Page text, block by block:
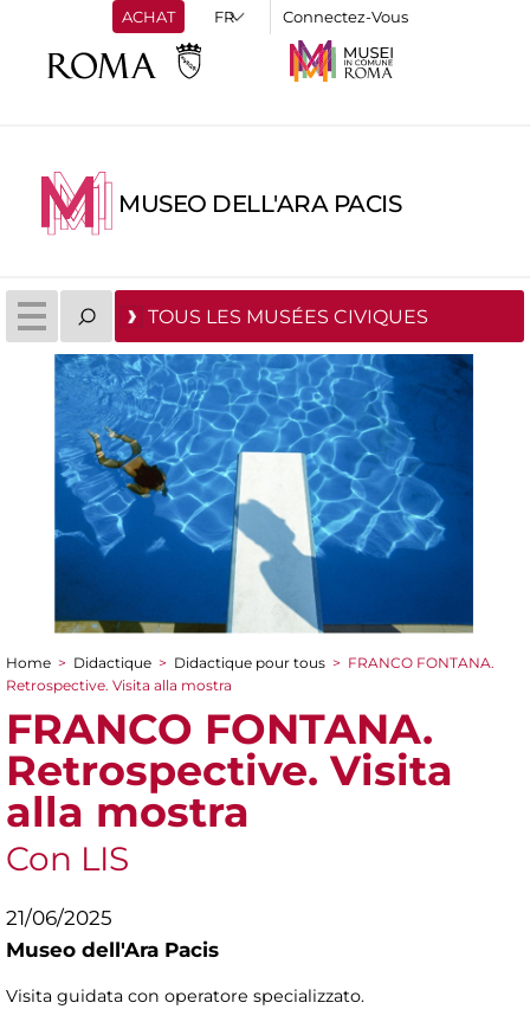
ACHAT Connectez-Vous
MUSEO DELL'ARA PACIS
TOUS LES MUSÉES CIVIQUES
You are here
Home > Didactique > Didactique pour tous > FRANCO FONTANA.
Retrospective. Visita alla mostra
FRANCO FONTANA.
Retrospective. Visita
alla mostra
Con LIS
21/06/2025
Museo dell'Ara Pacis
Visita guidata con operatore specializzato.